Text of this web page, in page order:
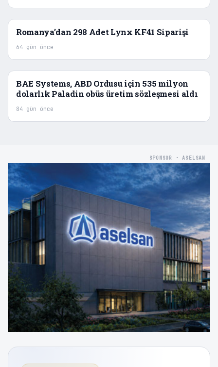
Romanya’dan 298 Adet Lynx KF41 Siparişi
64 gün önce
BAE Systems, ABD Ordusu için 535 milyon
dolarlık Paladin obüs üretim sözleşmesi aldı
84 gün önce
SPONSOR · ASELSAN